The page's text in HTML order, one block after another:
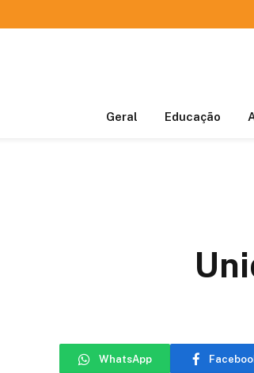
Geral Educação
WhatsApp